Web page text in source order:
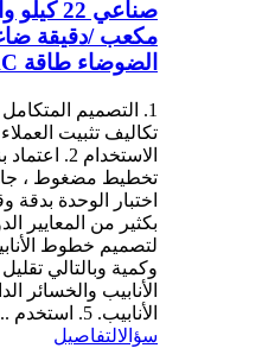
مكعب /دقيقة
الضوضاء طاقة AC مع سرعة ثابتة
1. التصميم
تكاليف تثبيت
الاستخدام
اختبار الوحدة بدقة
لتصميم خطوط
وكمية وبالتالي
الأنابيب والخسائر
الأنابيب. 5. استخدم ...
سؤالالتفاصيل